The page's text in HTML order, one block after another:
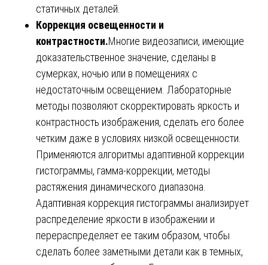
статичных деталей.
Коррекция освещенности и
контрастности.Многие видеозаписи, имеющие
доказательственное значение, сделаны в
сумерках, ночью или в помещениях с
недостаточным освещением. Лабораторные
методы позволяют скорректировать яркость и
контрастность изображения, сделать его более
четким даже в условиях низкой освещенности.
Применяются алгоритмы адаптивной коррекции
гистограммы, гамма-коррекции, методы
растяжения динамического диапазона.
Адаптивная коррекция гистограммы анализирует
распределение яркости в изображении и
перераспределяет ее таким образом, чтобы
сделать более заметными детали как в темных,